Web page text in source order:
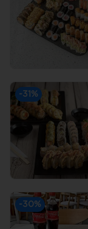
-31 %
-30%